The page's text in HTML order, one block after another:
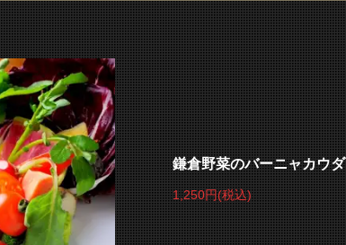
鎌倉野菜のバーニャカウダ
1,250円(税込)